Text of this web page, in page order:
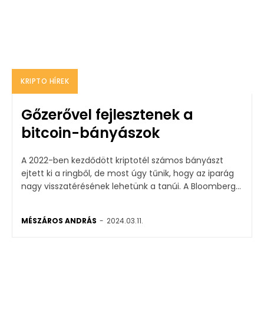
KRIPTO HÍREK
Gőzerővel fejlesztenek a
bitcoin-bányászok
A 2022-ben kezdődött kriptotél számos bányászt
ejtett ki a ringből, de most úgy tűnik, hogy az iparág
nagy visszatérésének lehetünk a tanúi. A Bloomberg...
MÉSZÁROS ANDRÁS - 2024.03.11.